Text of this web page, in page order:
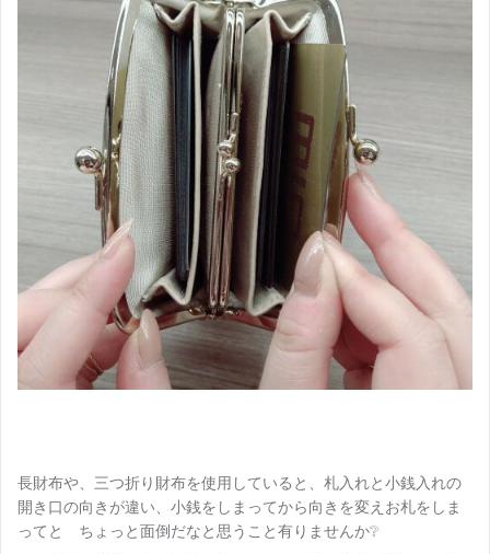
長財布や、三つ折り財布を使用していると、札入れと小銭入れの
開き口の向きが違い、小銭をしまってから向きを変えお札をしま
ってと ちょっと面倒だなと思うこと有りませんか❔